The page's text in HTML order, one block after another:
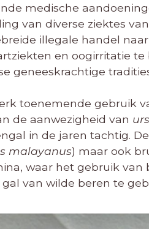
medische
van diverse ziektes
illegale handel
en oogirritatie
geneeskrachtige
toenemende gebruik
de aanwezigheid van
in de jaren tachtig.
malayanus) maar ook
waar het gebruik
gal van wilde beren te